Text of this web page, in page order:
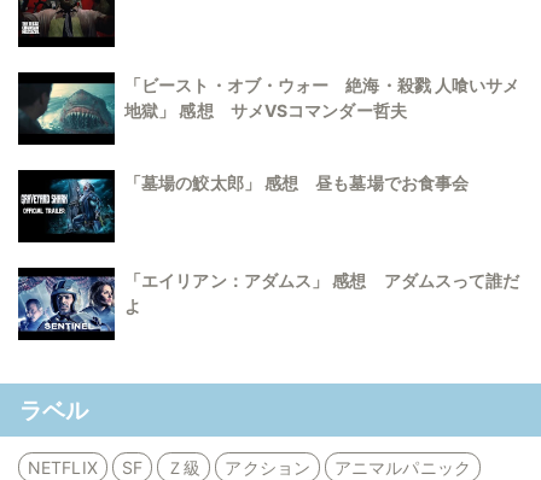
「ビースト・オブ・ウォー 絶海・殺戮 人喰いサメ
地獄」 感想 サメVSコマンダー哲夫
「墓場の鮫太郎」 感想 昼も墓場でお食事会
「エイリアン：アダムス」 感想 アダムスって誰だ
よ
ラベル
NETFLIX SF Ｚ級 アクション
アニマルパニック